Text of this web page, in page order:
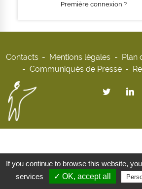
Première connexion ?
Contacts Mentions légales Plan
Communiqués de Presse
If you continue to browse this website,
services
✓ OK, accept all